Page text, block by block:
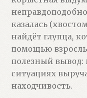
казалась
найдёт глупца,
помощью
полезный
ситуациях
находчивость.